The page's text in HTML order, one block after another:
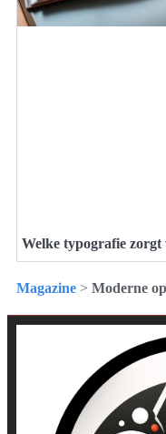
Welke typografie zorgt
Magazine > Moderne